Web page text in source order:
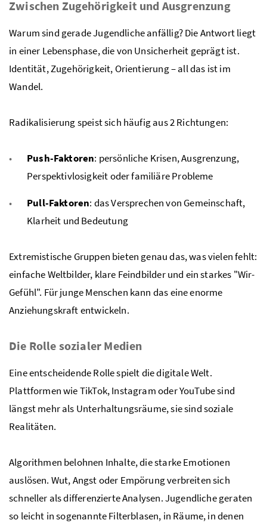
Zwischen Zugehörigkeit und Ausgrenzung
Warum sind gerade Jugendliche anfällig? Die Antwort liegt
in einer Lebensphase, die von Unsicherheit geprägt ist.
Identität, Zugehörigkeit, Orientierung – all das ist im
Wandel.
Radikalisierung speist sich häufig aus 2 Richtungen:
Push-Faktoren: persönliche Krisen, Ausgrenzung,
Perspektivlosigkeit oder familiäre Probleme
Pull-Faktoren: das Versprechen von Gemeinschaft,
Klarheit und Bedeutung
Extremistische Gruppen bieten genau das, was vielen fehlt:
einfache Weltbilder, klare Feindbilder und ein starkes "Wir-
Gefühl". Für junge Menschen kann das eine enorme
Anziehungskraft entwickeln.
Die Rolle sozialer Medien
Eine entscheidende Rolle spielt die digitale Welt.
Plattformen wie TikTok, Instagram oder YouTube sind
längst mehr als Unterhaltungsräume, sie sind soziale
Realitäten.
Algorithmen belohnen Inhalte, die starke Emotionen
auslösen. Wut, Angst oder Empörung verbreiten sich
schneller als differenzierte Analysen. Jugendliche geraten
so leicht in sogenannte Filterblasen, in Räume, in denen